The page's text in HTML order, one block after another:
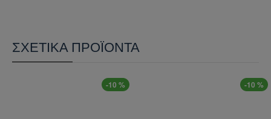
ή "μαύρισμα" των οθονών LCD, smartphone ή
οργάνων πτήσης.
αντίληψη του βάθους σε ορισμένες συνθήκες
ΣΧΕΤΙΚΆ ΠΡΟΪΌΝΤΑ
-10 % -10 %